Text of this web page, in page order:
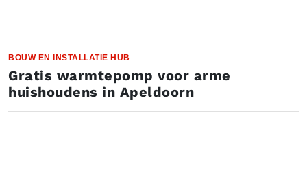
BOUW EN INSTALLATIE HUB
Gratis warmtepomp voor arme
huishoudens in Apeldoorn